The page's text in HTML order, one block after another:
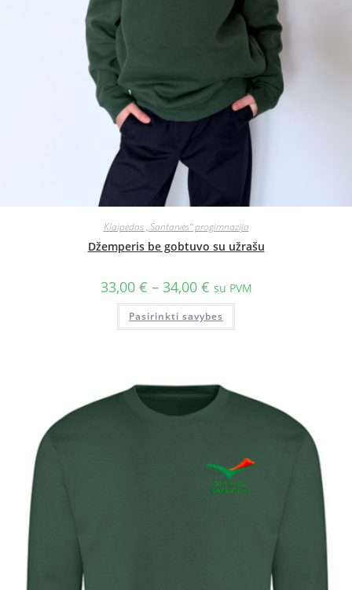
Klaipėdos „Santarvės“ progimnazija
Džemperis be gobtuvo su užrašu
33,00 € – 34,00 € su PVM
Pasirinkti savybes